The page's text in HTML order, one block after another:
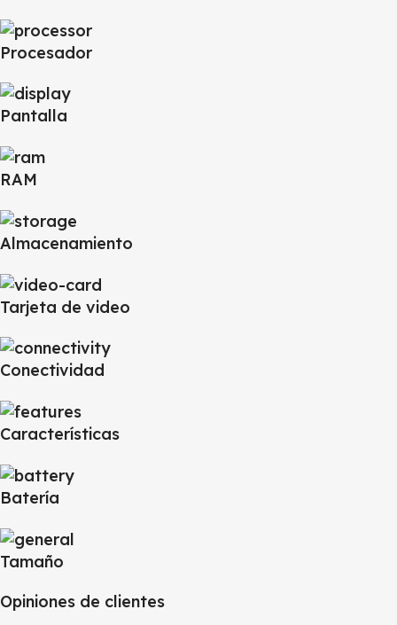
Procesador
Pantalla
RAM
Almacenamiento
Tarjeta de video
Conectividad
Características
Batería
Tamaño
Opiniones de clientes